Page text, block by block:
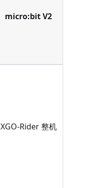
micro:bit V2
XGO-Rider 整机